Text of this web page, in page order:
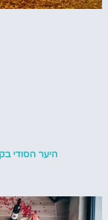
היער הסודי